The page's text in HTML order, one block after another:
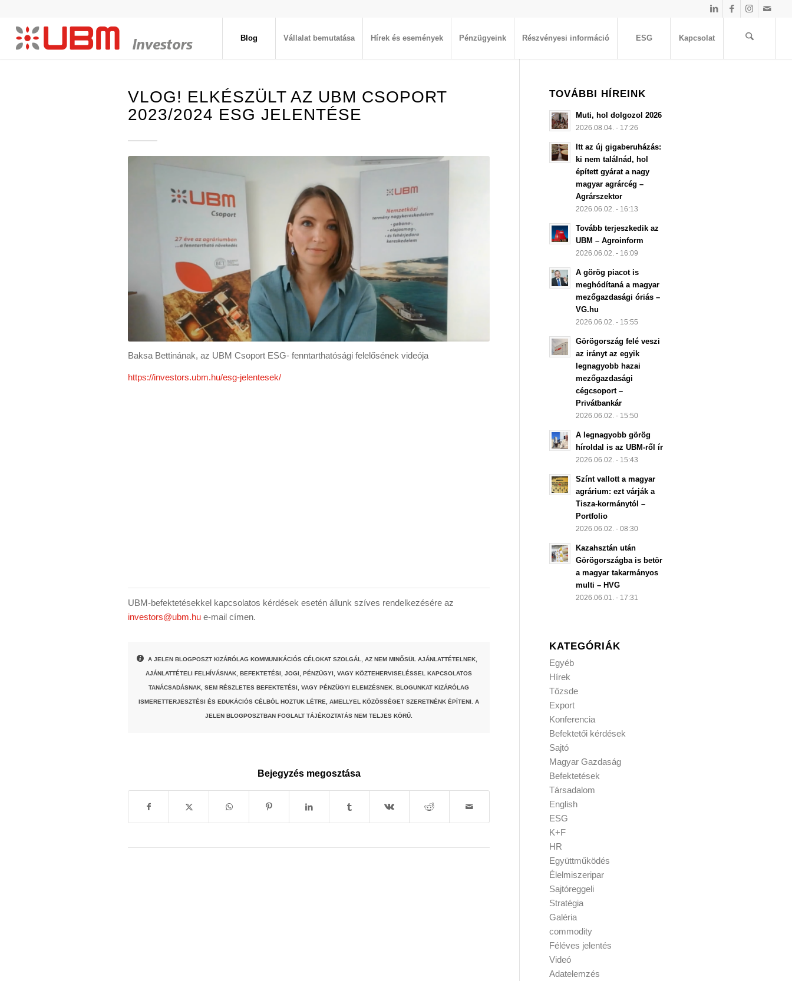
Blog Vállalat bemutatása Hírek és események Pénzügyeink Részvényesi információ ESG Kapcsolat
VLOG! ELKÉSZÜLT AZ UBM CSOPORT
2023/2024 ESG JELENTÉSE
Baksa Bettinának, az UBM Csoport ESG- fenntarthatósági felelősének videója
https://investors.ubm.hu/esg-jelentesek/
UBM-befektetésekkel kapcsolatos kérdések esetén állunk szíves rendelkezésére az
investors@ubm.hu e-mail címen.
A JELEN BLOGPOSZT KIZÁRÓLAG KOMMUNIKÁCIÓS CÉLOKAT SZOLGÁL, AZ NEM MINŐSÜL AJÁNLATTÉTELNEK,
AJÁNLATTÉTELI FELHÍVÁSNAK, BEFEKTETÉSI, JOGI, PÉNZÜGYI, VAGY KÖZTEHERVISELÉSSEL KAPCSOLATOS
TANÁCSADÁSNAK, SEM RÉSZLETES BEFEKTETÉSI, VAGY PÉNZÜGYI ELEMZÉSNEK. BLOGUNKAT KIZÁRÓLAG
ISMERETTERJESZTÉSI ÉS EDUKÁCIÓS CÉLBÓL HOZTUK LÉTRE, AMELLYEL KÖZÖSSÉGET SZERETNÉNK ÉPÍTENI. A
JELEN BLOGPOSZTBAN FOGLALT TÁJÉKOZTATÁS NEM TELJES KÖRŰ.
Bejegyzés megosztása
TOVÁBBI HÍREINK
Muti, hol dolgozol 2026
2026.08.04. - 17:26
Itt az új gigaberuházás:
ki nem találnád, hol
épített gyárat a nagy
magyar agrárcég –
Agrárszektor
2026.06.02. - 16:13
Tovább terjeszkedik az
UBM – Agroinform
2026.06.02. - 16:09
A görög piacot is
meghódítaná a magyar
mezőgazdasági óriás –
VG.hu
2026.06.02. - 15:55
Görögország felé veszi
az irányt az egyik
legnagyobb hazai
mezőgazdasági
cégcsoport –
Privátbankár
2026.06.02. - 15:50
A legnagyobb görög
híroldal is az UBM-ről ír
2026.06.02. - 15:43
Színt vallott a magyar
agrárium: ezt várják a
Tisza-kormánytól –
Portfolio
2026.06.02. - 08:30
Kazahsztán után
Görögországba is betör
a magyar takarmányos
multi – HVG
2026.06.01. - 17:31
KATEGÓRIÁK
Egyéb
Hírek
Tőzsde
Export
Konferencia
Befektetői kérdések
Sajtó
Magyar Gazdaság
Befektetések
Társadalom
English
ESG
K+F
HR
Együttműködés
Élelmiszeripar
Sajtóreggeli
Stratégia
Galéria
commodity
Féléves jelentés
Videó
Adatelemzés